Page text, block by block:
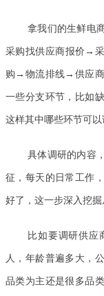
拿我们的生鲜电
采购找供应商报价→
购→物流排线→供应
一些分支环节，比如
这样其中哪些环节可以
具体调研的内容
征，每天的日常工作
好了，这一步深入挖掘
比如要调研供应
人，年龄普遍多大，
品类为主还是很多品